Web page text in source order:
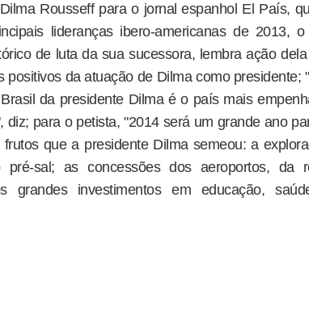
Rousseff para o jornal espanhol El País,
lideranças ibero-americanas de 2013,
de luta da sua sucessora, lembra ação
positivos da atuação de Dilma como presidente;
da presidente Dilma é o país mais
diz; para o petista, "2014 será um grande ano
que a presidente Dilma semeou: a
sal; as concessões dos aeroportos, da
grandes investimentos em educação,